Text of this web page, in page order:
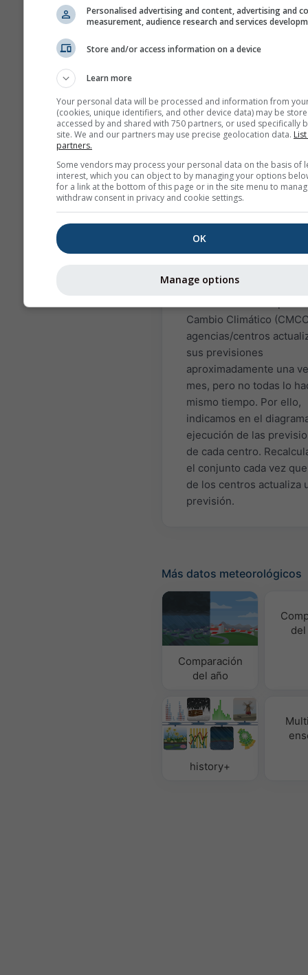
bastante precisas. Los
las situaciones de El
presentados aquí, son
calculados por: el Centro
Europeo de Predicción
(ECMWF), el Centro
de Predicción Ambiental
(NCEP/NOAA), el
el UK-MetOffice (UKMO),
MeteoFrance
Japón (JMA) y el Centro
Cambio Climático
agencias/centros
sus previsiones
aproximadamente una
mes, pero no todas lo
mismo tiempo. Por ello,
indicamos en el
ejecución de las
de cada centro.
el conjunto cada vez
de los centros actualiza
previsión.
Más datos meteorológicos
Comparación
del año
history+
Personalised advertising and content, advertising and
measurement, audience research and services
Store and/or access information on a device
Learn more
Your personal data will be processed and information from
(cookies, unique identifiers, and other device data) may be
accessed by and shared with 750 partners, or used specifically
site. We and our partners may use precise geolocation data.
partners.
Some vendors may process your personal data on the basis of
interest, which you can object to by managing your options
for a link at the bottom of this page or in the site menu to
withdraw consent in privacy and cookie settings.
OK
Manage options